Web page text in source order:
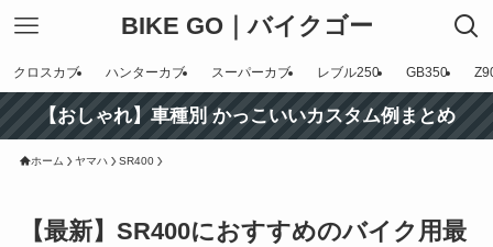
BIKE GO｜バイクゴー
クロスカブ ハンターカブ スーパーカブ レブル250 GB350
【おしゃれ】車種別 かっこいいカスタム例まとめ
ホーム ヤマハ SR400
【最新】SR400におすすめのバイク用最